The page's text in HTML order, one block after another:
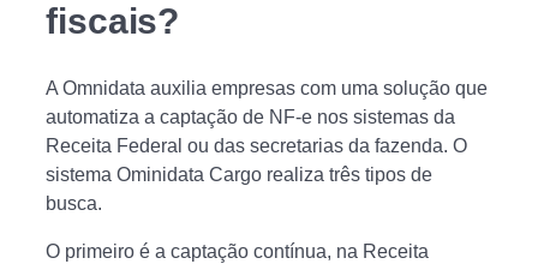
fiscais?
A Omnidata auxilia empresas com uma solução que
automatiza a captação de NF-e nos sistemas da
Receita Federal ou das secretarias da fazenda. O
sistema Ominidata Cargo realiza três tipos de
busca.
O primeiro é a captação contínua, na Receita